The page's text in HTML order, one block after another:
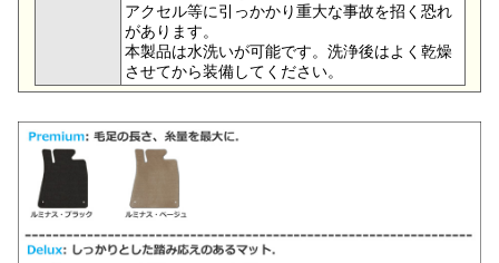
アクセル等に引っかかり重大な事故を招く恐れ
があります。
本製品は水洗いが可能です。洗浄後はよく乾燥
させてから装備してください。